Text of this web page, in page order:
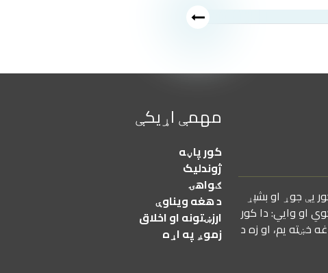
یې جوړ او بشپړ
او وايي: دا کور
خښته یم، او زه د
مهمې اړیکې
کور پاڼه
ژوندلیک
ګواهۍ
د هغه ویناوې
ارزښتونه او اخلاق
زموږ په اړه